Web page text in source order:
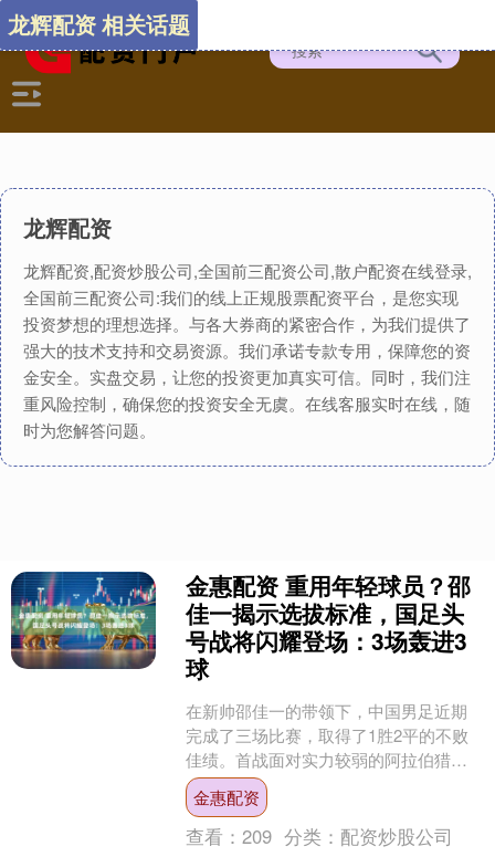
龙辉配资
龙辉配资,配资炒股公司,全国前三配资公司,散户配资在线登录,
全国前三配资公司:我们的线上正规股票配资平台，是您实现
投资梦想的理想选择。与各大券商的紧密合作，为我们提供了
强大的技术支持和交易资源。我们承诺专款专用，保障您的资
金安全。实盘交易，让您的投资更加真实可信。同时，我们注
重风险控制，确保您的投资安全无虞。在线客服实时在线，随
时为您解答问题。
龙辉配资 相关话题
金惠配资 重用年轻球员？邵
佳一揭示选拔标准，国足头
号战将闪耀登场：3场轰进3
球
在新帅邵佳一的带领下，中国男足近期
完成了三场比赛，取得了1胜2平的不败
佳绩。首战面对实力较弱的阿拉伯猎鹰
队，中国队依靠张玉宁和林良铭的出色
发挥，最终2-0轻松取....
金惠配资
查看：209 分类： 配资炒股公司